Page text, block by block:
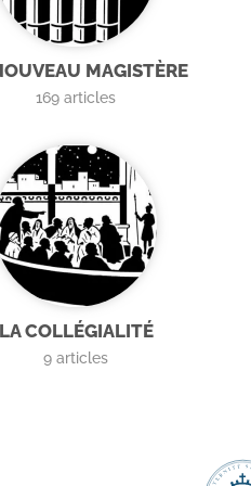
MAGISTÈRE
169 articles
COLLÉGIALITÉ
9 articles